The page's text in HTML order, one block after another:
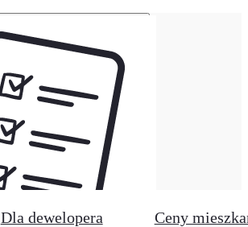
Dla dewelopera Ceny